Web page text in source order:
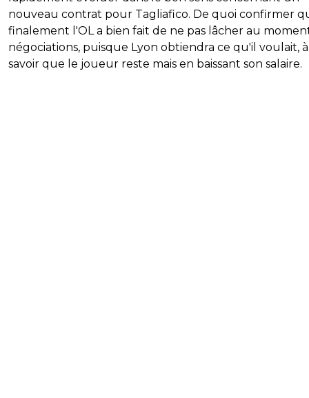
nouveau contrat pour Tagliafico. De quoi confirmer
finalement l'OL a bien fait de ne pas lâcher au
négociations, puisque Lyon obtiendra ce qu'il voulait, à
savoir que le joueur reste mais en baissant son salaire.